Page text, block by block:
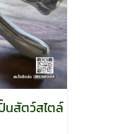
นสัตว์สไตล์